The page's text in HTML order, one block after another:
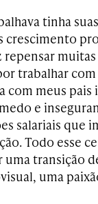
tinha
crescimento
muitas
trabalhar
com meus pais
e
salariais que
Todo esse
transição
uma